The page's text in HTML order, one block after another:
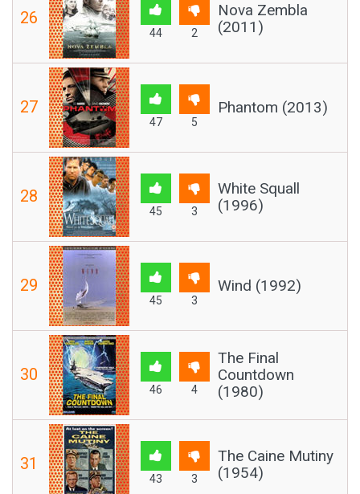
26
44 2
Nova Zembla
(2011)
27
47 5
Phantom (2013)
28
45 3
White Squall
(1996)
29
45 3
Wind (1992)
30
46 4
The Final
Countdown
(1980)
31
43 3
The Caine Mutiny
(1954)